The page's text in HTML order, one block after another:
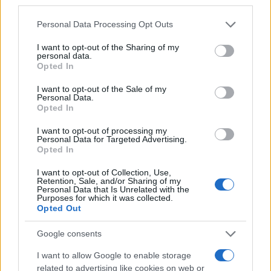
Please note that this website/app uses one or more Google
not limited to your visit or usage behaviour. You may click to
grant or deny consent to Google and its third-party tags to
use your data for below specified purposes in below Google
consent section.
Personal Data Processing Opt Outs
I want to opt-out of the Sharing of my
personal data.
Opted In
I want to opt-out of the Sale of my
Personal Data.
Opted In
I want to opt-out of processing my
Personal Data for Targeted Advertising.
Opted In
I want to opt-out of Collection, Use,
Retention, Sale, and/or Sharing of my
Personal Data that Is Unrelated with the
Purposes for which it was collected.
Opted Out
Google consents
I want to allow Google to enable storage
related to advertising like cookies on web or
των γιατρών «λόγω της έντασης που υπάρχει σε
ορισμένες περιοχές, υπήρξε μία συνεργασία με
τους Ιατρικούς Συλλόγους και «καταφέραμε να
διασφαλίσουμε προσωπικό από ιδιώτες γιατρούς
Όμως, οι ανάγκες ήταν περισσότερες και έτσι
από σήμερα, 08:00 η ώρα (το πρωί της Παρασκευής
19 Νοεμβρίου), και αποστέλλονται οι ειδοποιήσεις,
οι οποίες αναμένεται, βάσει της προσέλευσης η
οποία υπήρξε στο Σύστημα, να είναι κάτω των 100,
γύρω στις 80. Δηλαδή σε μεγάλο βαθμό, στις
περιοχές της Θεσσαλίας και της Βόρειας Ελλάδας,